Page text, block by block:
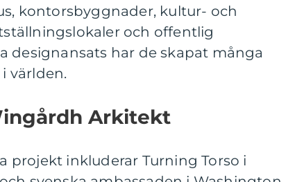
kontorsbyggnader, kultur- och
och offentlig
designansats har de skapat många
världen.
Arkitekt
projekt inkluderar Turning Torso i